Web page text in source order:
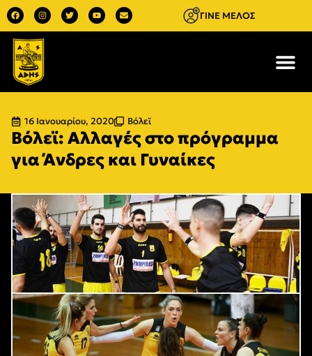
ΓΙΝΕ ΜΕΛΟΣ
16 Ιανουαρίου, 2020 Βόλεϊ
Βόλεϊ: Αλλαγές στο πρόγραμμα
για Άνδρες και Γυναίκες